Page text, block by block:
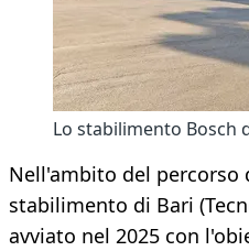
Lo stabilimento Bosch
Nell'ambito del percorso
stabilimento di Bari
avviato nel 2025 con